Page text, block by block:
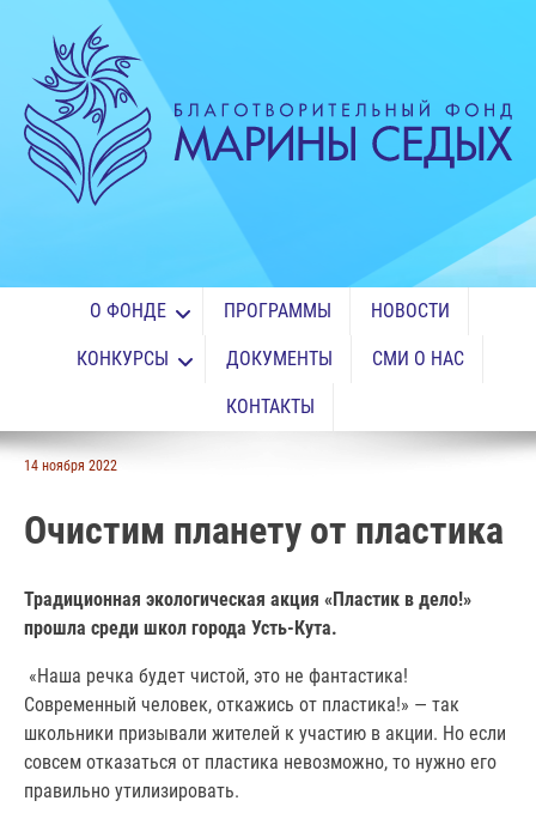
О ФОНДЕ ПРОГРАММЫ НОВОСТИ
КОНКУРСЫ ДОКУМЕНТЫ СМИ О НАС
КОНТАКТЫ
14 ноября 2022
Очистим планету от пластика
Традиционная экологическая акция «Пластик в дело!»
прошла среди школ города Усть-Кута.
«Наша речка будет чистой, это не фантастика!
Современный человек, откажись от пластика!» — так
школьники призывали жителей к участию в акции. Но если
совсем отказаться от пластика невозможно, то нужно его
правильно утилизировать.